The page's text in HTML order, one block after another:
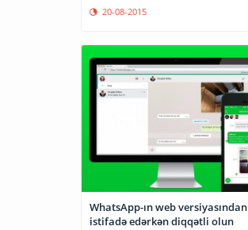
20-08-2015
WhatsApp-ın web versiyasından
istifadə edərkən diqqətli olun